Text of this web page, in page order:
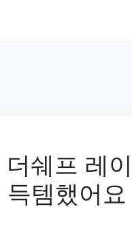
더쉐프 레
템했어요